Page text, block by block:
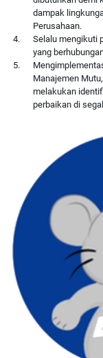
dampak
Perusahaan.
Selalu mengikuti
yang
Manajemen
melakukan
perbaikan di